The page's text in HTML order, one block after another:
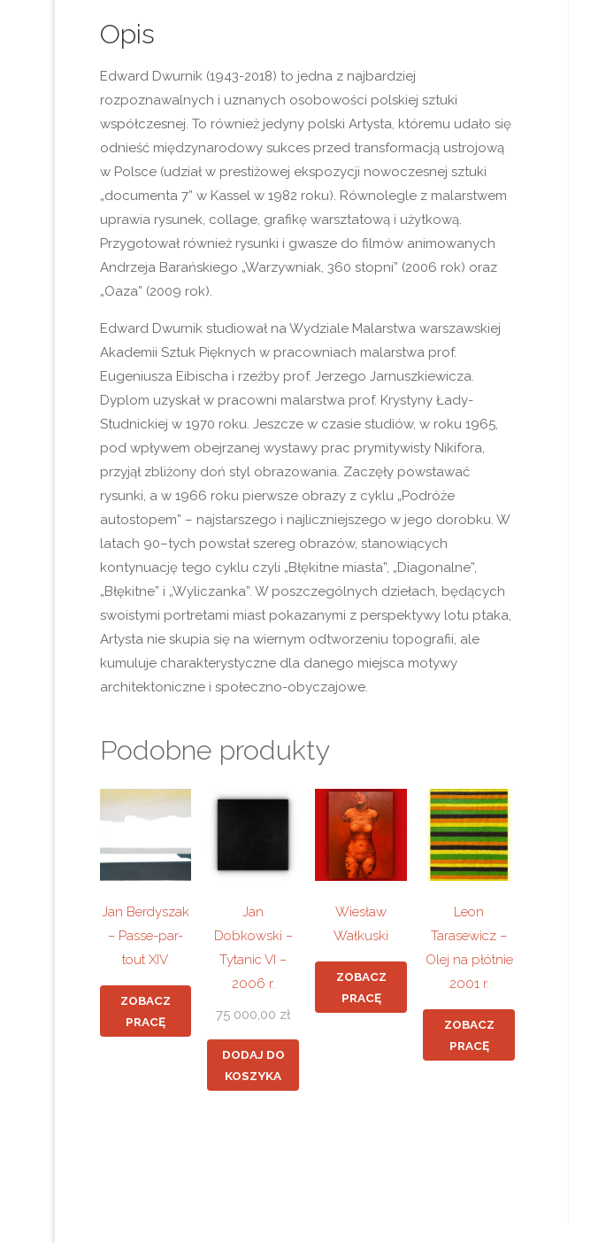
Opis
Edward Dwurnik (1943-2018) to jedna z najbardziej
rozpoznawalnych i uznanych osobowości polskiej sztuki
współczesnej. To również jedyny polski Artysta, któremu udało się
odnieść międzynarodowy sukces przed transformacją ustrojową
w Polsce (udział w prestiżowej ekspozycji nowoczesnej sztuki
„documenta 7” w Kassel w 1982 roku). Równolegle z malarstwem
uprawia rysunek, collage, grafikę warsztatową i użytkową.
Przygotował również rysunki i gwasze do filmów animowanych
Andrzeja Barańskiego „Warzywniak, 360 stopni” (2006 rok) oraz
„Oaza” (2009 rok).
Edward Dwurnik studiował na Wydziale Malarstwa warszawskiej
Akademii Sztuk Pięknych w pracowniach malarstwa prof.
Eugeniusza Eibischa i rzeźby prof. Jerzego Jarnuszkiewicza.
Dyplom uzyskał w pracowni malarstwa prof. Krystyny Łady-
Studnickiej w 1970 roku. Jeszcze w czasie studiów, w roku 1965,
pod wpływem obejrzanej wystawy prac prymitywisty Nikifora,
przyjął zbliżony doń styl obrazowania. Zaczęły powstawać
rysunki, a w 1966 roku pierwsze obrazy z cyklu „Podróże
autostopem” – najstarszego i najliczniejszego w jego dorobku. W
latach 90–tych powstał szereg obrazów, stanowiących
kontynuację tego cyklu czyli „Błękitne miasta”, „Diagonalne”,
„Błękitne” i „Wyliczanka”. W poszczególnych dziełach, będących
swoistymi portretami miast pokazanymi z perspektywy lotu ptaka,
Artysta nie skupia się na wiernym odtworzeniu topografii, ale
kumuluje charakterystyczne dla danego miejsca motywy
architektoniczne i społeczno-obyczajowe.
Podobne produkty
Jan Berdyszak
– Passe-par-
tout XIV
ZOBACZ
PRACĘ
Jan
Dobkowski –
Tytanic VI –
2006 r.
75 000,00 zł
DODAJ DO
KOSZYKA
Wiesław
Wałkuski
ZOBACZ
PRACĘ
Leon
Tarasewicz –
Olej na płótnie
2001 r.
ZOBACZ
PRACĘ